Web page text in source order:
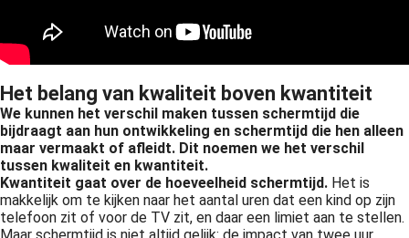
Het belang van kwaliteit boven kwantiteit
We kunnen het verschil maken tussen schermtijd die
bijdraagt aan hun ontwikkeling en schermtijd die hen alleen
maar vermaakt of afleidt. Dit noemen we het verschil
tussen kwaliteit en kwantiteit.
Kwantiteit gaat over de hoeveelheid schermtijd. Het is
makkelijk om te kijken naar het aantal uren dat een kind op zijn
telefoon zit of voor de TV zit, en daar een limiet aan te stellen.